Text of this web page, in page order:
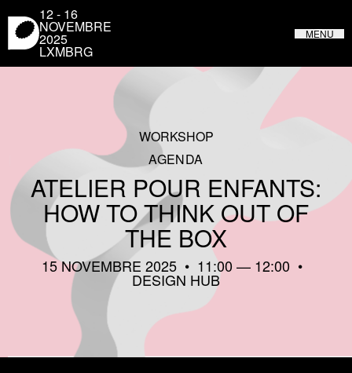
12 - 16
NOVEMBRE
2025
LXMBRG
LUXEMBOURG DESIGN FESTIVAL
DU 31 MAI AU 4 JUIN 2023 AU LUXEMBOURG
MENU
AGENDA
ATELIER POUR ENFANTS:
HOW TO THINK OUT OF
THE BOX
WORKSHOP
15 NOVEMBRE 2025 11:00 12:00
DESIGN HUB
Panneau de gestion des cookies